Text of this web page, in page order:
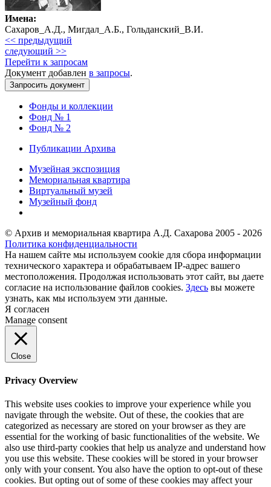
Имена:
Сахаров_А.Д., Мигдал_А.Б., Гольданский_В.И.
<< предыдущий
следующий >>
Перейти к запросам
Документ добавлен в запросы.
Фонды и коллекции
Фонд № 1
Фонд № 2
Публикации Архива
Музейная экспозиция
Мемориальная квартира
Виртуальный музей
Музейный фонд
© Архив и мемориальная квартира А.Д. Сахарова 2005 - 2026
Политика конфиденциальности
На нашем сайте мы используем cookie для сбора информации
технического характера и обрабатываем IP-адрес вашего
местоположения. Продолжая использовать этот сайт, вы даете
согласие на использование файлов cookies. Здесь вы можете
узнать, как мы используем эти данные.
Я согласен
Manage consent
Close
Privacy Overview
This website uses cookies to improve your experience while you
navigate through the website. Out of these, the cookies that are
categorized as necessary are stored on your browser as they are
essential for the working of basic functionalities of the website. We
also use third-party cookies that help us analyze and understand how
you use this website. These cookies will be stored in your browser
only with your consent. You also have the option to opt-out of these
cookies. But opting out of some of these cookies may affect your